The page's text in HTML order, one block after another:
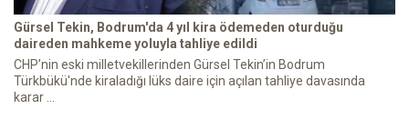
Gürsel Tekin, Bodrum'da 4 yıl kira ödemeden oturduğu
daireden mahkeme yoluyla tahliye edildi
CHP’nin eski milletvekillerinden Gürsel Tekin’in Bodrum
Türkbükü'nde kiraladığı lüks daire için açılan tahliye davasında
karar ...